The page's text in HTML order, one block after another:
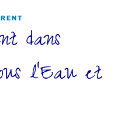
dans
l’Eau et